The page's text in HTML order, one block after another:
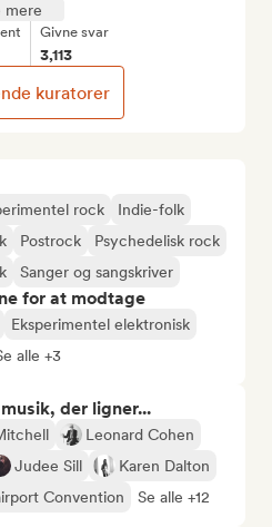
rock
Indie-folk
Postrock
Psychedelisk rock
Sanger og sangskriver
for at modtage
Eksperimentel elektronisk
alle +3
der ligner...
Leonard Cohen
Judee Sill
Karen Dalton
Convention Se alle +12
mere
Givne svar
3,113
kuratorer